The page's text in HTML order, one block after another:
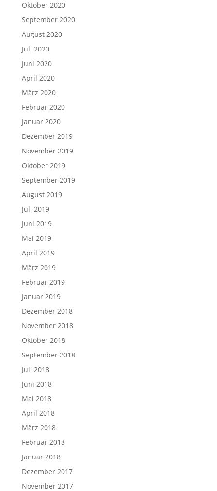
Oktober 2020
September 2020
August 2020
Juli 2020
Juni 2020
April 2020
März 2020
Februar 2020
Januar 2020
Dezember 2019
November 2019
Oktober 2019
September 2019
August 2019
Juli 2019
Juni 2019
Mai 2019
April 2019
März 2019
Februar 2019
Januar 2019
Dezember 2018
November 2018
Oktober 2018
September 2018
Juli 2018
Juni 2018
Mai 2018
April 2018
März 2018
Februar 2018
Januar 2018
Dezember 2017
November 2017